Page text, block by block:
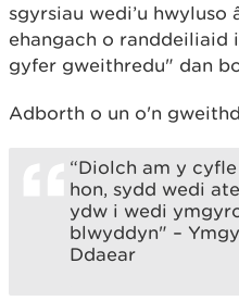
sgyrsiau wedi’u
ehangach o randdeiliaid
gyfer gweithredu" dan
Adborth o un o'n
“Diolch am y
hon, sydd wedi
ydw i wedi
blwyddyn" –
Ddaear